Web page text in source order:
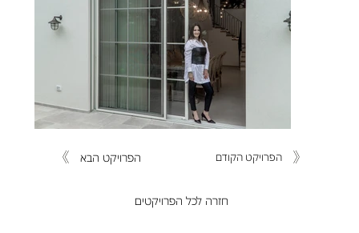
הפרויקט הבא הפרויקט הקודם
חזרה לכל הפרויקטים